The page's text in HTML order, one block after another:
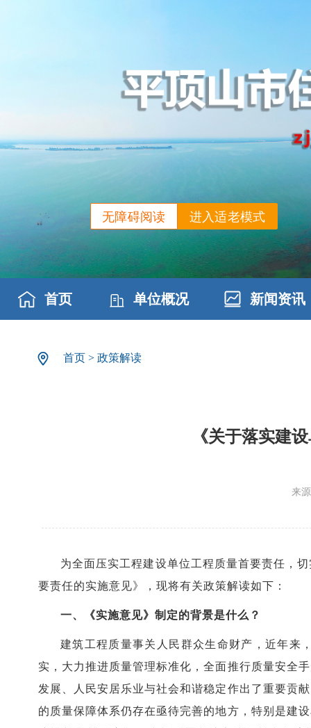
进入适老模式
无障碍阅读
首页 单位概况 新闻资讯
首页 > 政策解读
《关于落实建
来
为全面压实工程建设单位工程质量首要责任，
要责任的实施意见》，现将有关政策解读如下：
一、《实施意见》制定的背景是什么？
建筑工程质量事关人民群众生命财产，近年来
实，大力推进质量管理标准化，全面推行质量安全
发展、人民安居乐业与社会和谐稳定作出了重要贡
的质量保障体系仍存在亟待完善的地方，特别是建